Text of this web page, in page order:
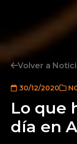
Volver a
30/12/2020
Lo que
día en